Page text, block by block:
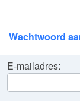
Wachtwoord
E-mailadres: